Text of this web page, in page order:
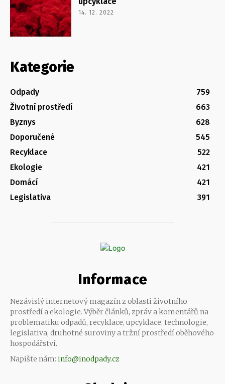
14. 12. 2022
Kategorie
Odpady
759
Životní prostředí
663
Byznys
628
Doporučené
545
Recyklace
522
Ekologie
421
Domácí
421
Legislativa
391
Informace
Nezávislý internetový magazín z oblasti životního
prostředí a ekologie. Výběr článků, zpráv a komentářů na
problematiku odpadů, recyklace, upcyklace, technologie,
legislativa, druhotné suroviny a tržní prostředí oběhového
hospodářství.
Napište nám: info@inodpady.cz